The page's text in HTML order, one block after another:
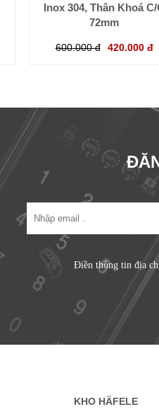
Inox 304, Thân Khoá C/
72mm
600.000 đ 420.000 đ
Điền thông tin địa
KHO HÄFELE